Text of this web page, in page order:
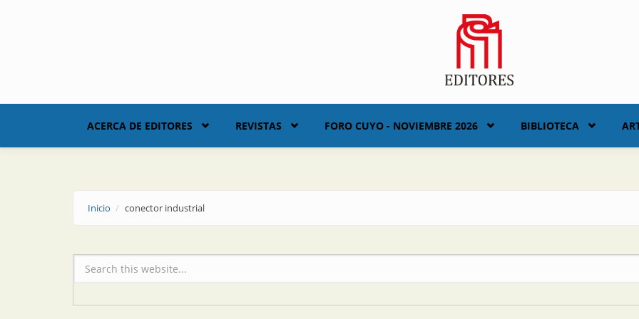
ACERCA DE EDITORES REVISTAS FORO CUYO - NOVIEMBRE 2026 BIBLIOTECA
Inicio conector industrial
Formulario de búsqueda